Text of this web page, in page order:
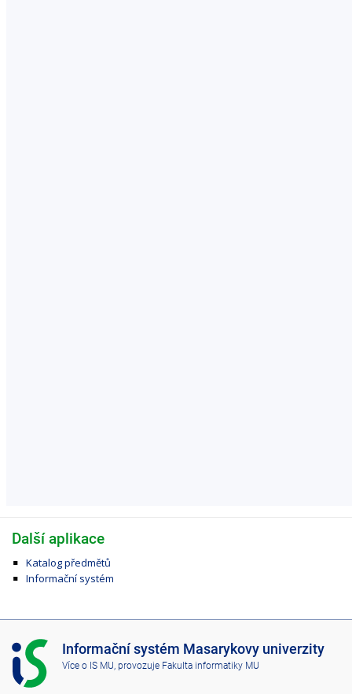
Další aplikace
Katalog předmětů
Informační systém
I
S
M
Informační systém Masarykovy univerzity
Více o IS MU , provozuje Fakulta informatiky MU